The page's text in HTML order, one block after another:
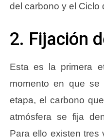
del carbono y el Ciclo
2. Fijación
Esta es la primera
momento en que
etapa, el carbono
atmósfera se fija
Para ello existen tres